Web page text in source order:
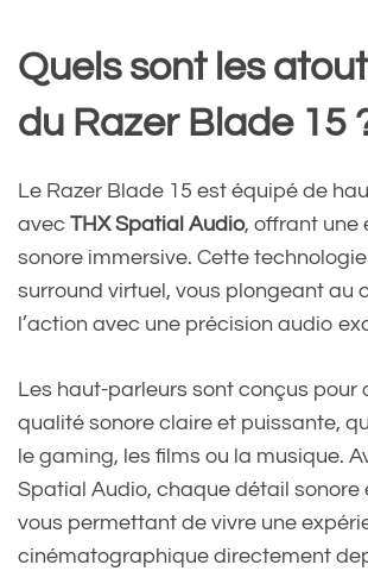
Quels sont les
du Razer Blade 15
Le Razer Blade 15 est équipé de
avec THX Spatial Audio, offrant une
sonore immersive. Cette
surround virtuel, vous plongeant au
l’action avec une précision audio
Les haut-parleurs sont conçus pour
qualité sonore claire et puissante,
le gaming, les films ou la musique.
Spatial Audio, chaque détail sonore
vous permettant de vivre une
cinématographique directement